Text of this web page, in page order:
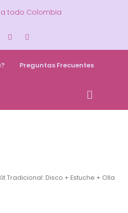
a todo Colombia
Preguntas Frecuentes
Tradicional: Disco + Estuche + Olla